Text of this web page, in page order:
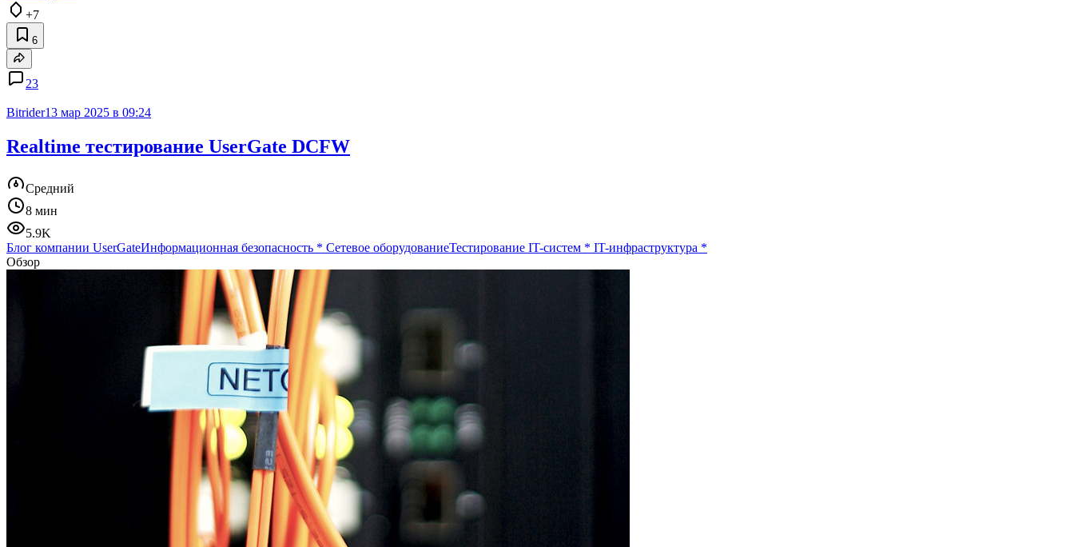
+7
6
23
Bitrider13 мар 2025 в 09:24
Realtime тестирование UserGate DCFW
Средний
8 мин
5.9K
Блог компании UserGateИнформационная безопасность * Сетевое оборудованиеТестирование IT-систем * IT-инфраструктура *
Обзор